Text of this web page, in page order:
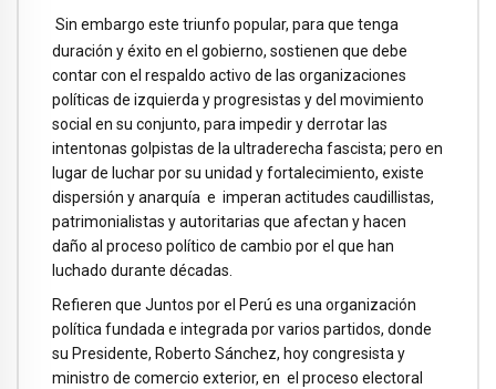
Sin embargo este triunfo popular, para que tenga
duración y éxito en el gobierno, sostienen que debe
contar con el respaldo activo de las organizaciones
políticas de izquierda y progresistas y del movimiento
social en su conjunto, para impedir y derrotar las
intentonas golpistas de la ultraderecha fascista; pero en
lugar de luchar por su unidad y fortalecimiento, existe
dispersión y anarquía e imperan actitudes caudillistas,
patrimonialistas y autoritarias que afectan y hacen
daño al proceso político de cambio por el que han
luchado durante décadas.
Refieren que Juntos por el Perú es una organización
política fundada e integrada por varios partidos, donde
su Presidente, Roberto Sánchez, hoy congresista y
ministro de comercio exterior, en el proceso electoral